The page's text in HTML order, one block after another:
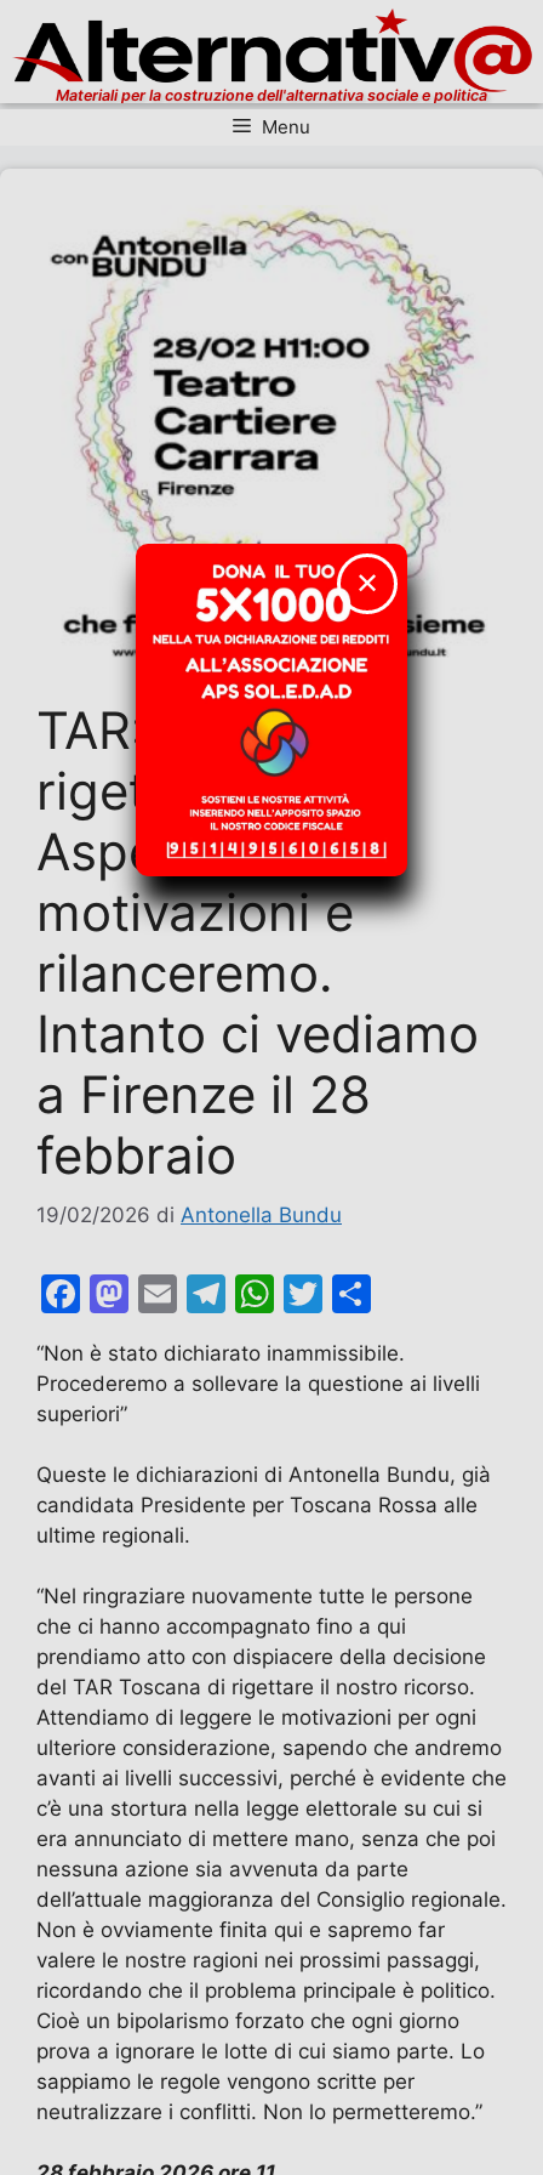
Materiali per la costruzione dell'alternativa sociale e politica
Menu
TAR: ricorso
rigettato.
Aspettiamo le
motivazioni e
rilanceremo.
Intanto ci vediamo
a Firenze il 28
febbraio
19/02/2026 di Antonella Bundu
F
a
c
e
o
o
M
st
o
n
E
ai
T
e
m
W
at
p
p
T
itt n
di
“Non è stato dichiarato inammissibile.
Procederemo a sollevare la questione ai livelli
superiori”
Queste le dichiarazioni di Antonella Bundu, già
candidata Presidente per Toscana Rossa alle
ultime regionali.
“Nel ringraziare nuovamente tutte le persone
che ci hanno accompagnato fino a qui
prendiamo atto con dispiacere della decisione
del TAR Toscana di rigettare il nostro ricorso.
Attendiamo di leggere le motivazioni per ogni
ulteriore considerazione, sapendo che andremo
avanti ai livelli successivi, perché è evidente che
c’è una stortura nella legge elettorale su cui si
era annunciato di mettere mano, senza che poi
nessuna azione sia avvenuta da parte
dell’attuale maggioranza del Consiglio regionale.
Non è ovviamente finita qui e sapremo far
valere le nostre ragioni nei prossimi passaggi,
ricordando che il problema principale è politico.
Cioè un bipolarismo forzato che ogni giorno
prova a ignorare le lotte di cui siamo parte. Lo
sappiamo le regole vengono scritte per
neutralizzare i conflitti. Non lo permetteremo.”
✕